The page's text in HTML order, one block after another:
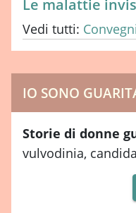
Le malattie
Vedi tutti:
IO SONO
Storie di donne
vulvodinia,